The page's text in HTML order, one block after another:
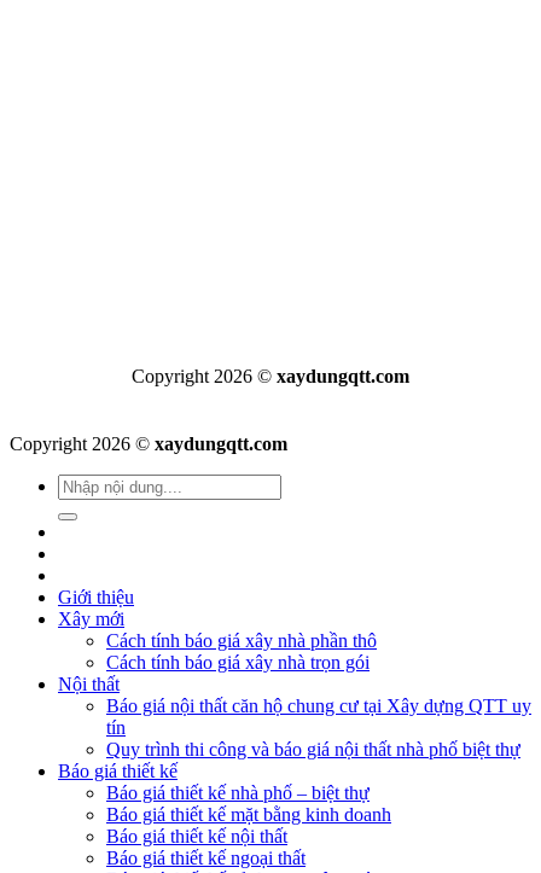
Copyright 2026 © xaydungqtt.com
Copyright 2026 © xaydungqtt.com
Giới thiệu
Xây mới
Cách tính báo giá xây nhà phần thô
Cách tính báo giá xây nhà trọn gói
Nội thất
Báo giá nội thất căn hộ chung cư tại Xây dựng QTT uy
tín
Quy trình thi công và báo giá nội thất nhà phố biệt thự
Báo giá thiết kế
Báo giá thiết kế nhà phố – biệt thự
Báo giá thiết kế mặt bằng kinh doanh
Báo giá thiết kế nội thất
Báo giá thiết kế ngoại thất